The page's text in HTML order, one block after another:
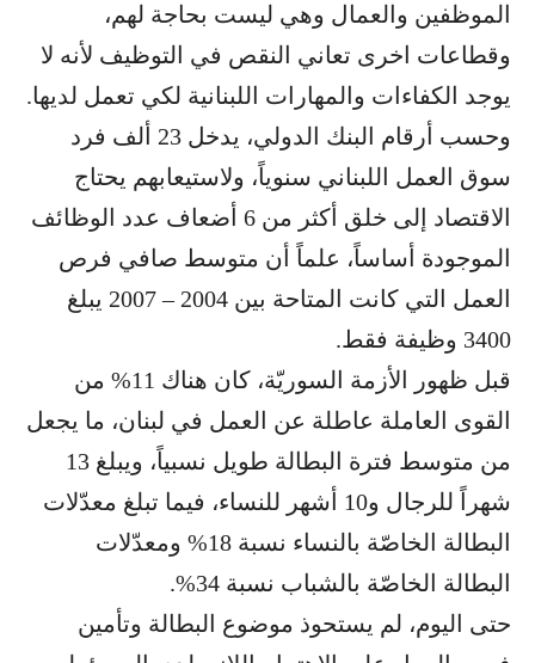
الموظفين والعمال وهي ليست بحاجة لهم،
وقطاعات اخرى تعاني النقص في التوظيف لأنه لا
يوجد الكفاءات والمهارات اللبنانية لكي تعمل لديها.
وحسب أرقام البنك الدولي، يدخل 23 ألف فرد
سوق العمل اللبناني سنوياً، ولاستيعابهم يحتاج
الاقتصاد إلى خلق أكثر من 6 أضعاف عدد الوظائف
الموجودة أساساً، علماً أن متوسط صافي فرص
العمل التي كانت المتاحة بين 2004 – 2007 يبلغ
3400 وظيفة فقط.
قبل ظهور الأزمة السوريّة، كان هناك 11% من
القوى العاملة عاطلة عن العمل في لبنان، ما يجعل
من متوسط فترة البطالة طويل نسبياً، ويبلغ 13
شهراً للرجال و10 أشهر للنساء، فيما تبلغ معدّلات
البطالة الخاصّة بالنساء نسبة 18% ومعدّلات
البطالة الخاصّة بالشباب نسبة 34%.
حتى اليوم، لم يستحوذ موضوع البطالة وتأمين